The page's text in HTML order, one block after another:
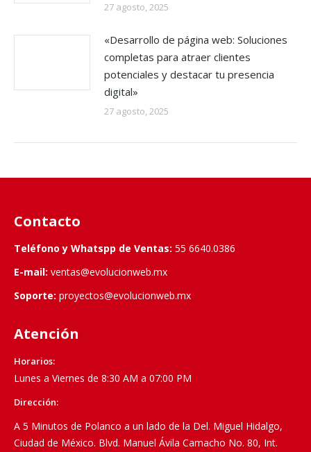
27 agosto, 2025
«Desarrollo de página web: Soluciones
completas para atraer clientes
potenciales y destacar tu presencia
digital»
27 agosto, 2025
Contacto
Teléfono y Whatspp de Ventas: 55 6640.0386
E-mail: ventas@evolucionweb.mx
Soporte: proyectos@evolucionweb.mx
Atención
Horarios:
Lunes a Viernes de 8:30 AM a 07:00 PM
Dirección:
A 5 Minutos de Polanco a un lado de la Del. Miguel Hidalgo,
Ciudad de México. Blvd. Manuel Ávila Camacho No. 80, Int.